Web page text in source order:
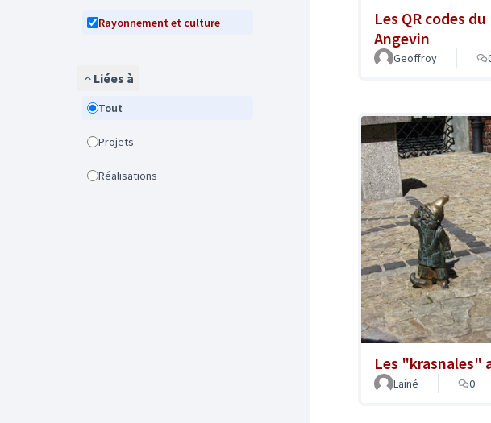
Rayonnement et culture
Liées à
Tout
Projets
Réalisations
Les QR codes
Angevin
Geoffroy
Les "krasnales"
Lainé
0